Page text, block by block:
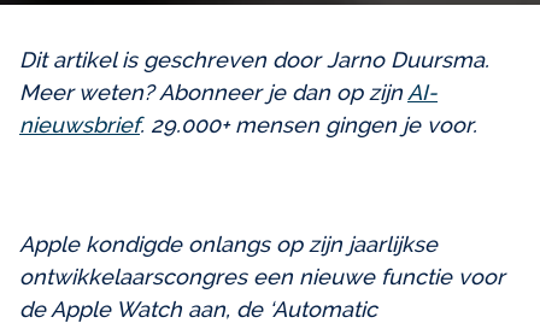
Dit artikel is geschreven door Jarno Duursma.
Meer weten? Abonneer je dan op zijn AI-
nieuwsbrief. 29.000+ mensen gingen je voor.
Apple kondigde onlangs op zijn jaarlijkse
ontwikkelaarscongres een nieuwe functie voor
de Apple Watch aan, de ‘Automatic